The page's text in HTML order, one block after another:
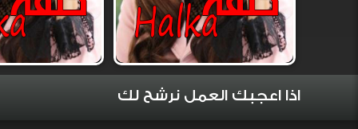
اذا اعجبك العمل نرشح لك